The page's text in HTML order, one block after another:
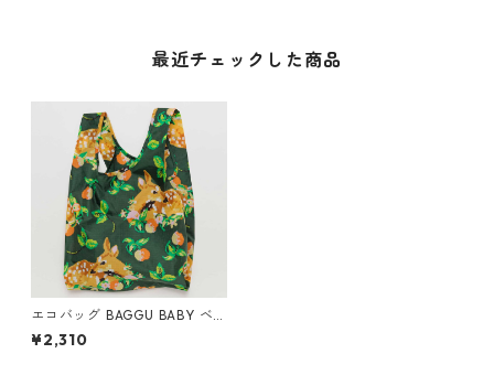
最近チェックした商品
エコバッグ BAGGU BABY ベ
ビーバグゥ バグー ナイロン デ
ィア
¥2,310